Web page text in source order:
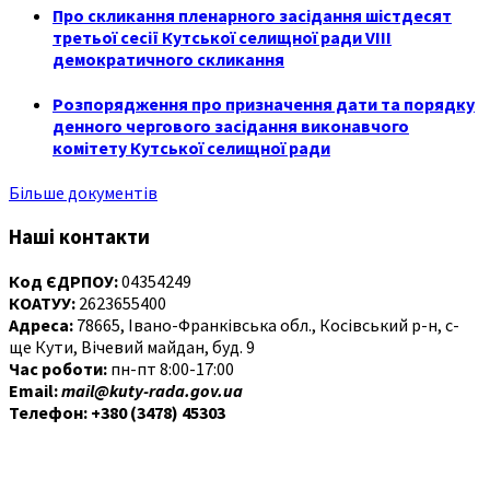
Про скликання пленарного засідання шістдесят
третьої сесії Кутської селищної ради VIII
демократичного скликання
Розпорядження про призначення дати та порядку
денного чергового засідання виконавчого
комітету Кутської селищної ради
Більше документів
Наші контакти
Код ЄДРПОУ:04354249
КОАТУУ: 2623655400
Адреса: 78665, Івано-Франківська обл., Косівський р-н, с-
ще Кути, Вічевий майдан, буд. 9
Час роботи: пн-пт 8:00-17:00
Email:mail@kuty-rada.gov.ua
Телефон: +380 (3478) 45303